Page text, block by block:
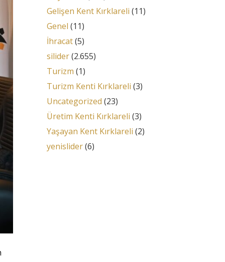
Gelişen Kent Kırklareli (11)
Genel (11)
İhracat(5)
silider(2.655)
Turizm (1)
Turizm Kenti Kırklareli (3)
Uncategorized (23)
Üretim Kenti Kırklareli (3)
Yaşayan Kent Kırklareli (2)
yenislider(6)